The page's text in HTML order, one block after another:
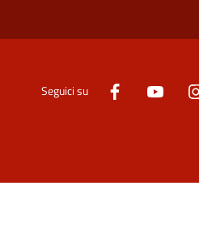
Seguici su